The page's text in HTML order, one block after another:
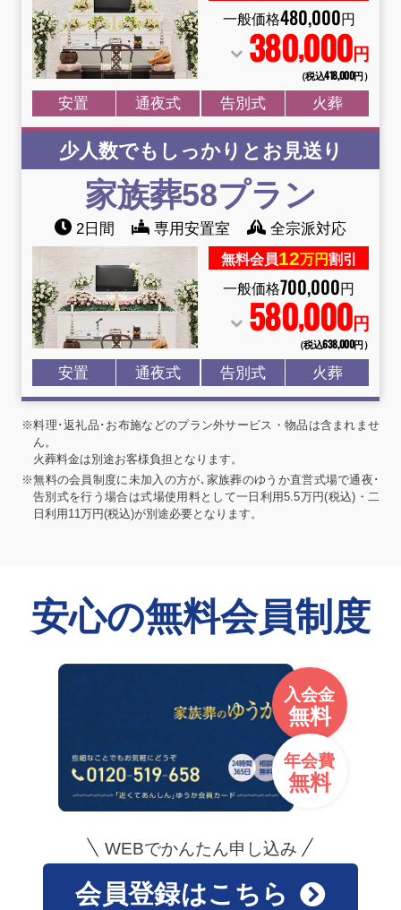
一般価格480,000円
380,000円
（税込418,000円）
安置 通夜式 告別式 火葬
少人数でもしっかりとお見送り
家族葬58プラン
2日間 専用安置室 全宗派対応
無料会員12万円割引
一般価格700,000円
580,000円
（税込638,000円）
安置 通夜式 告別式 火葬
※料理･返礼品･お布施などのプラン外サービス・物品は含まれませ
ん。
火葬料金は別途お客様負担となります。
※無料の会員制度に未加入の方が､家族葬のゆうか直営式場で通夜･
告別式を行う場合は式場使用料として一日利用5.5万円(税込)・二
日利用11万円(税込)が別途必要となります。
安心の無料会員制度
入会金
無料
年会費
無料
WEBでかんたん申し込み
会員登録はこちら